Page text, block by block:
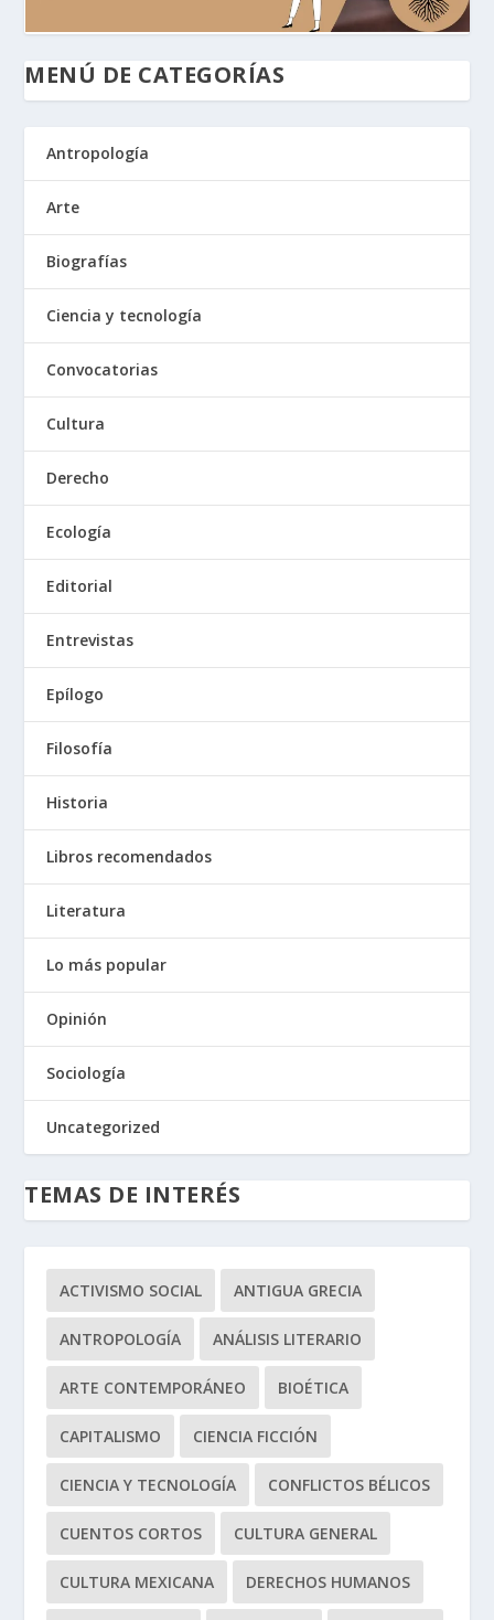
MENÚ DE CATEGORÍAS
Antropología
Arte
Biografías
Ciencia y tecnología
Convocatorias
Cultura
Derecho
Ecología
Editorial
Entrevistas
Epílogo
Filosofía
Historia
Libros recomendados
Literatura
Lo más popular
Opinión
Sociología
Uncategorized
TEMAS DE INTERÉS
ACTIVISMO SOCIAL ANTIGUA GRECIA
ANTROPOLOGÍA ANÁLISIS LITERARIO
ARTE CONTEMPORÁNEO BIOÉTICA
CAPITALISMO CIENCIA FICCIÓN
CIENCIA Y TECNOLOGÍA CONFLICTOS BÉLICOS
CUENTOS CORTOS CULTURA GENERAL
CULTURA MEXICANA DERECHOS HUMANOS